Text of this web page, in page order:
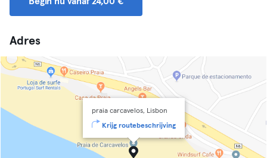
Adres
praia carcavelos, Lisbon
Krijg routebeschrijving